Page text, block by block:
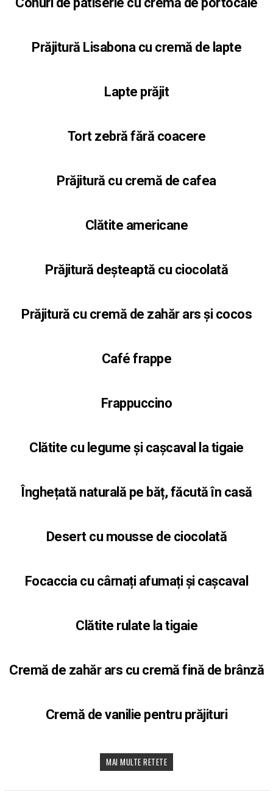
Prăjitură Lisabona cu cremă de lapte
Lapte prăjit
Tort zebră fără coacere
Prăjitură cu cremă de cafea
Clătite americane
Prăjitură deșteaptă cu ciocolată
Prăjitură cu cremă de zahăr ars și cocos
Café frappe
Frappuccino
Clătite cu legume și cașcaval la tigaie
Înghețată naturală pe băț, făcută în casă
Desert cu mousse de ciocolată
Focaccia cu cârnați afumați și cașcaval
Clătite rulate la tigaie
Cremă de zahăr ars cu cremă fină de brânză
Cremă de vanilie pentru prăjituri
MAI MULTE RETETE